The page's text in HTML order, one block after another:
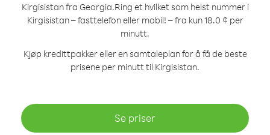
Kirgisistan fra Georgia.Ring et hvilket som helst nummer i
Kirgisistan – fasttelefon eller mobil! – fra kun 18.0 ¢ per
minutt.
Kjøp kredittpakker eller en samtaleplan for å få de beste
prisene per minutt til Kirgisistan.
Se priser